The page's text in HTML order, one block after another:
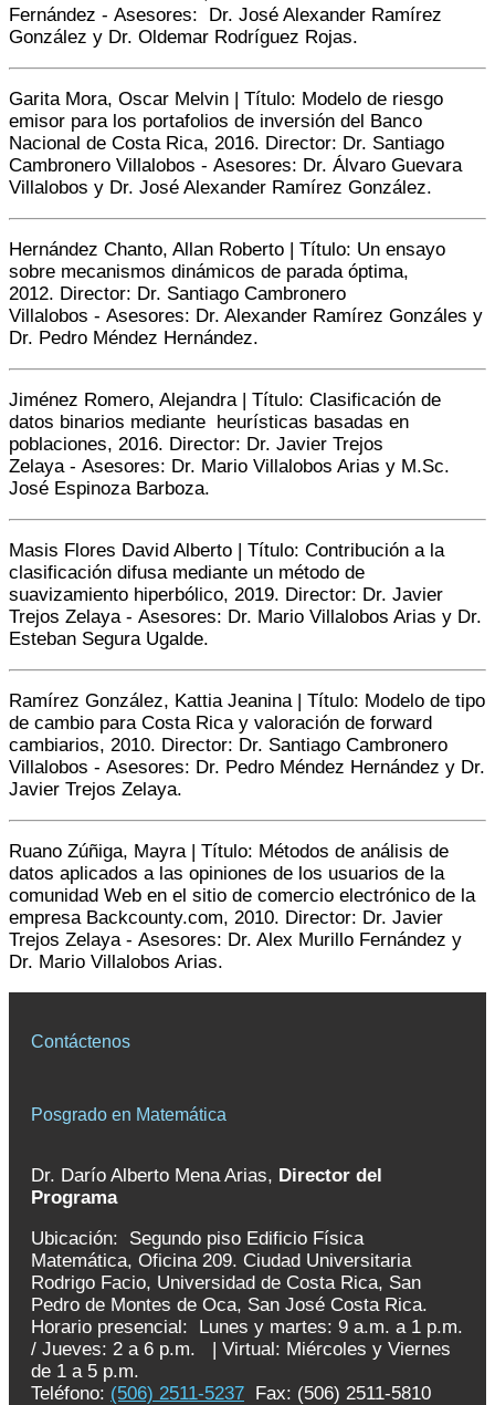
Fernández - Asesores: Dr. José Alexander Ramírez
González y Dr. Oldemar Rodríguez Rojas.
Garita Mora, Oscar Melvin | Título: Modelo de riesgo
emisor para los portafolios de inversión del Banco
Nacional de Costa Rica, 2016. Director: Dr. Santiago
Cambronero Villalobos - Asesores: Dr. Álvaro Guevara
Villalobos y Dr. José Alexander Ramírez González.
Hernández Chanto, Allan Roberto | Título: Un ensayo
sobre mecanismos dinámicos de parada óptima,
2012. Director: Dr. Santiago Cambronero
Villalobos - Asesores: Dr. Alexander Ramírez Gonzáles y
Dr. Pedro Méndez Hernández.
Jiménez Romero, Alejandra | Título: Clasificación de
datos binarios mediante heurísticas basadas en
poblaciones, 2016. Director: Dr. Javier Trejos
Zelaya - Asesores: Dr. Mario Villalobos Arias y M.Sc.
José Espinoza Barboza.
Masis Flores David Alberto | Título: Contribución a la
clasificación difusa mediante un método de
suavizamiento hiperbólico, 2019. Director: Dr. Javier
Trejos Zelaya - Asesores: Dr. Mario Villalobos Arias y Dr.
Esteban Segura Ugalde.
Ramírez González, Kattia Jeanina | Título: Modelo de tipo
de cambio para Costa Rica y valoración de forward
cambiarios, 2010. Director: Dr. Santiago Cambronero
Villalobos - Asesores: Dr. Pedro Méndez Hernández y Dr.
Javier Trejos Zelaya.
Ruano Zúñiga, Mayra | Título: Métodos de análisis de
datos aplicados a las opiniones de los usuarios de la
comunidad Web en el sitio de comercio electrónico de la
empresa Backcounty.com, 2010. Director: Dr. Javier
Trejos Zelaya - Asesores: Dr. Alex Murillo Fernández y
Dr. Mario Villalobos Arias.
Contáctenos
Posgrado en Matemática
Dr. Darío Alberto Mena Arias, Director del
Programa
Ubicación: Segundo piso Edificio Física
Matemática, Oficina 209. Ciudad Universitaria
Rodrigo Facio, Universidad de Costa Rica, San
Pedro de Montes de Oca, San José Costa Rica.
Horario presencial: Lunes y martes: 9 a.m. a 1 p.m.
/ Jueves: 2 a 6 p.m. | Virtual: Miércoles y Viernes
de 1 a 5 p.m.
Teléfono: (506) 2511-5237 Fax: (506) 2511-5810